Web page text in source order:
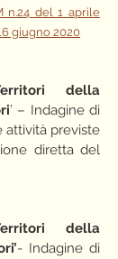
n.24 del 1 aprile
giugno 2020
della
’ – Indagine di
attività previste
diretta del
della
- Indagine di